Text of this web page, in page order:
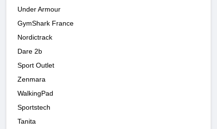
Under Armour
GymShark France
Nordictrack
Dare 2b
Sport Outlet
Zenmara
WalkingPad
Sportstech
Tanita